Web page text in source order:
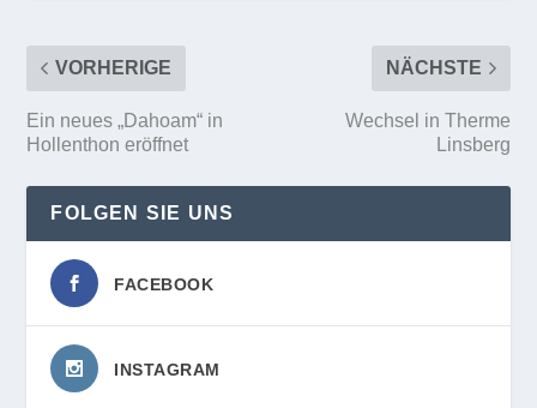
VORHERIGE
Ein neues „Dahoam“ in
Hollenthon eröffnet
NÄCHSTE
Wechsel in Therme
Linsberg
FOLGEN SIE UNS
FACEBOOK
INSTAGRAM